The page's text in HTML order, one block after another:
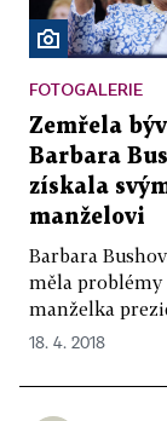
FOTOGALERIE
Zemřela
Barbara
získala
manželovi
Barbara
měla problémy
manželka
18. 4. 2018